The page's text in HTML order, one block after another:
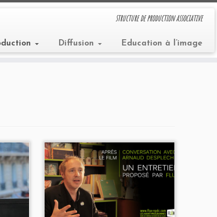
structure de production associative
Diffusion Education à l’image